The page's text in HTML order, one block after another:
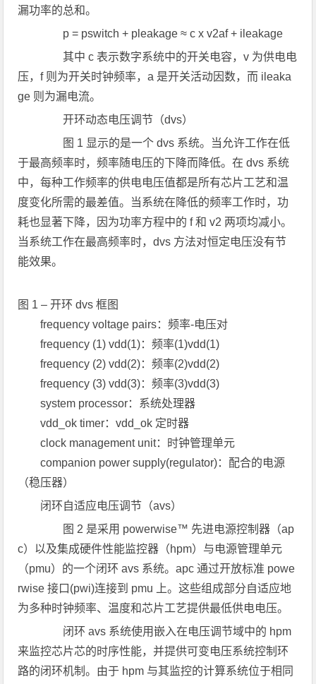
漏功率的总和。
p = pswitch + pleakage ≈ c x v2af + ileakage
其中 c 表示数字系统中的开关电容，v 为供电电
压，f 则为开关时钟频率，a 是开关活动因数，而 ileaka
ge 则为漏电流。
开环动态电压调节（dvs）
图 1 显示的是一个 dvs 系统。当允许工作在低
于最高频率时，频率随电压的下降而降低。在 dvs 系统
中，每种工作频率的供电电压值都是所有芯片工艺和温
度变化所需的最差值。当系统在降低的频率工作时，功
耗也显著下降，因为功率方程中的 f 和 v2 两项均减小。
当系统工作在最高频率时，dvs 方法对恒定电压没有节
能效果。
图 1 – 开环 dvs 框图
frequency voltage pairs：频率-电压对
frequency (1) vdd(1)：频率(1)vdd(1)
frequency (2) vdd(2)：频率(2)vdd(2)
frequency (3) vdd(3)：频率(3)vdd(3)
system processor：系统处理器
vdd_ok timer：vdd_ok 定时器
clock management unit：时钟管理单元
companion power supply(regulator)：配合的电源
（稳压器）
闭环自适应电压调节（avs）
图 2 是采用 powerwise™ 先进电源控制器（ap
c）以及集成硬件性能监控器（hpm）与电源管理单元
（pmu）的一个闭环 avs 系统。apc 通过开放标准 powe
rwise 接口(pwi)连接到 pmu 上。这些组成部分自适应地
为多种时钟频率、温度和芯片工艺提供最低供电电压。
闭环 avs 系统使用嵌入在电压调节域中的 hpm
来监控芯片芯的时序性能，并提供可变电压系统控制环
路的闭环机制。由于 hpm 与其监控的计算系统位于相同